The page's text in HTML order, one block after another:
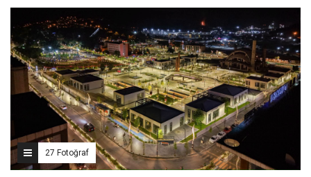
27 Fotoğraf